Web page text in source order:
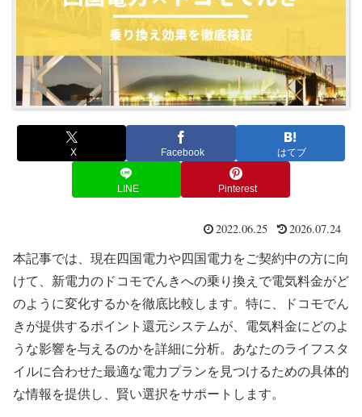
X Facebook はてブ
LINE Pinterest
2022.06.25 2026.07.24
本記事では、現在四国電力や四国電力をご契約中の方に向
けて、新電力のドコモでんきへの乗り換えで電気料金がど
のように変化するかを徹底比較します。特に、ドコモでん
きが提供するポイント還元システムが、電気料金にどのよ
うな影響を与えるのかを詳細に分析。あなたのライフスタ
イルに合わせた最適な電力プランを見つけるための具体的
な情報を提供し、賢い選択をサポートします。